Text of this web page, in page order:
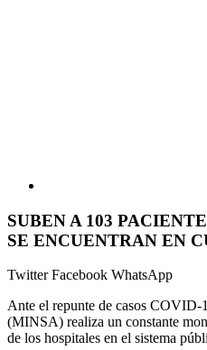
SUBEN A 103
SE ENCUENTRAN EN
TwitterFacebook WhatsApp
Ante el repunte de casos
(MINSA) realiza un constante
de los hospitales en el sistema